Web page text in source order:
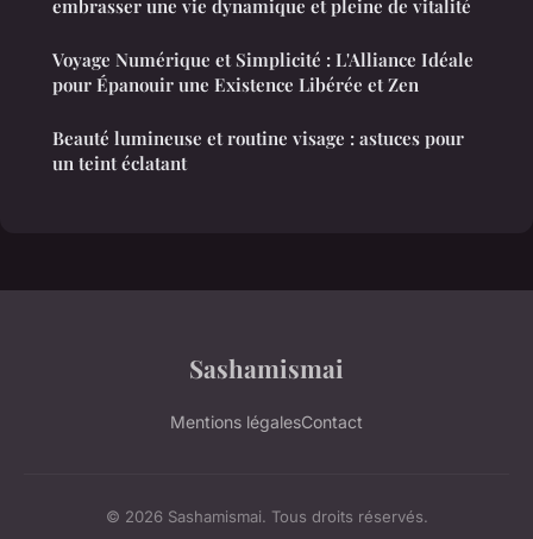
embrasser une vie dynamique et pleine de vitalité
Voyage Numérique et Simplicité : L'Alliance Idéale
pour Épanouir une Existence Libérée et Zen
Beauté lumineuse et routine visage : astuces pour
un teint éclatant
Sashamismai
Mentions légalesContact
© 2026 Sashamismai. Tous droits réservés.